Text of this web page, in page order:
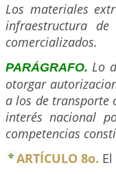
Los materiales
infraestructura
comercializados.
PARÁGRAFO. Lo
otorgar
a los de transporte
interés nacional
competencias
ARTÍCULO 8o.